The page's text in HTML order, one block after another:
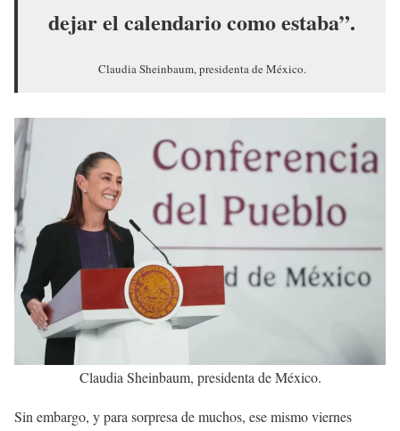
dejar el calendario como estaba”.
Claudia Sheinbaum, presidenta de México.
Claudia Sheinbaum, presidenta de México.
Sin embargo, y para sorpresa de muchos, ese mismo viernes